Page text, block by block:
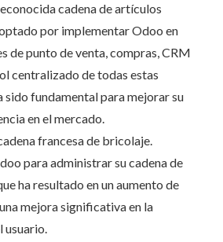
cadena de artículos
por implementar Odoo en
de punto de venta, compras, CRM
centralizado de todas estas
sido fundamental para mejorar su
en el mercado.
francesa de bricolaje.
para administrar su cadena de
ha resultado en un aumento de
mejora significativa en la
usuario.